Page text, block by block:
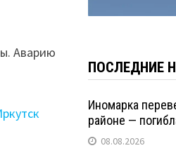
Аварию
ПОСЛЕДНИЕ
Иномарка
районе —
08.08.2026